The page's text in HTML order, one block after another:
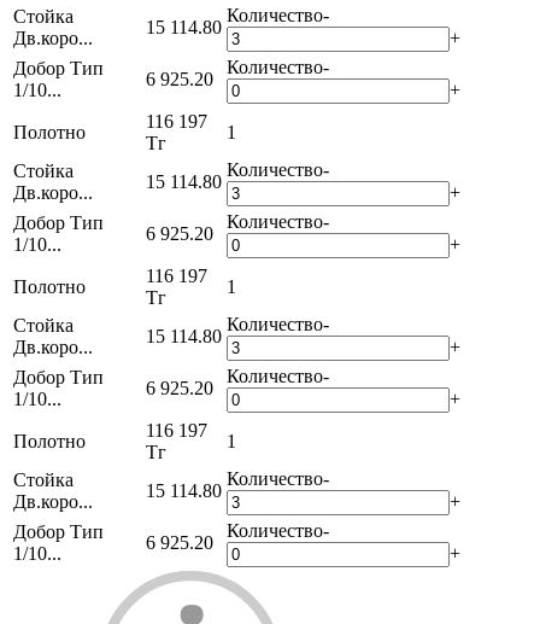
Стойка
Дв.коро...
15 114.80
Количество-
+
Добор Тип
1/10...
6 925.20
Количество-
+
Полотно
116 197
Тг
1
Стойка
Дв.коро...
15 114.80
Количество-
+
Добор Тип
1/10...
6 925.20
Количество-
+
Полотно
116 197
Тг
1
Стойка
Дв.коро...
15 114.80
Количество-
+
Добор Тип
1/10...
6 925.20
Количество-
+
Полотно
116 197
Тг
1
Стойка
Дв.коро...
15 114.80
Количество-
+
Добор Тип
1/10...
6 925.20
Количество-
+